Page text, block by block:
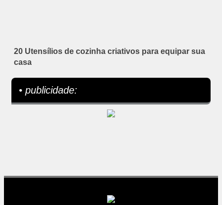
20 Utensílios de cozinha criativos para equipar sua
casa
• publicidade: